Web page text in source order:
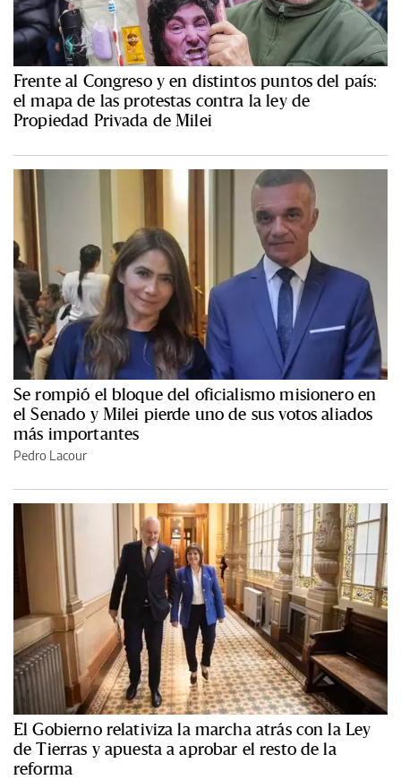
Frente al Congreso y en distintos puntos del país:
el mapa de las protestas contra la ley de
Propiedad Privada de Milei
Se rompió el bloque del oficialismo misionero en
el Senado y Milei pierde uno de sus votos aliados
más importantes
Pedro Lacour
El Gobierno relativiza la marcha atrás con la Ley
de Tierras y apuesta a aprobar el resto de la
reforma